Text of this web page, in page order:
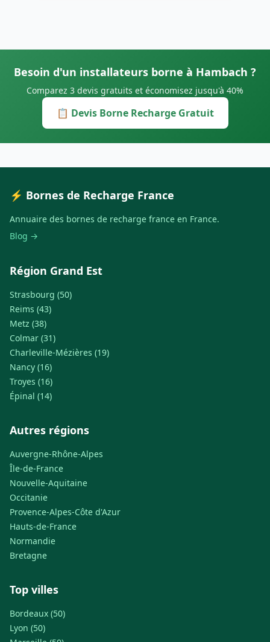
Besoin d'un installateurs borne à Hambach ?
Comparez 3 devis gratuits et économisez jusqu'à 40%
📋 Devis Borne Recharge Gratuit
⚡ Bornes de Recharge France
Annuaire des bornes de recharge france en France.
Blog →
Région Grand Est
Strasbourg (50)
Reims (43)
Metz (38)
Colmar (31)
Charleville-Mézières (19)
Nancy (16)
Troyes (16)
Épinal (14)
Autres régions
Auvergne-Rhône-Alpes
Île-de-France
Nouvelle-Aquitaine
Occitanie
Provence-Alpes-Côte d'Azur
Hauts-de-France
Normandie
Bretagne
Top villes
Bordeaux (50)
Lyon (50)